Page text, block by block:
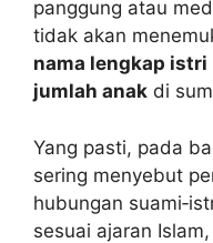
panggung atau
tidak akan
nama lengkap istri
jumlah anak di
Yang pasti, pada
sering menyebut
hubungan
sesuai ajaran